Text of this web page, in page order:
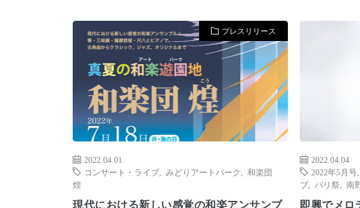
プレスリリース
2022.04.01
コンサート・ライブ
みどりアートパーク
和楽団
煌
現代における新しい感覚の和楽アンサンブ
2022.04.04
2022年5月号
ブ
パリ祭 ,南
即興でメロ